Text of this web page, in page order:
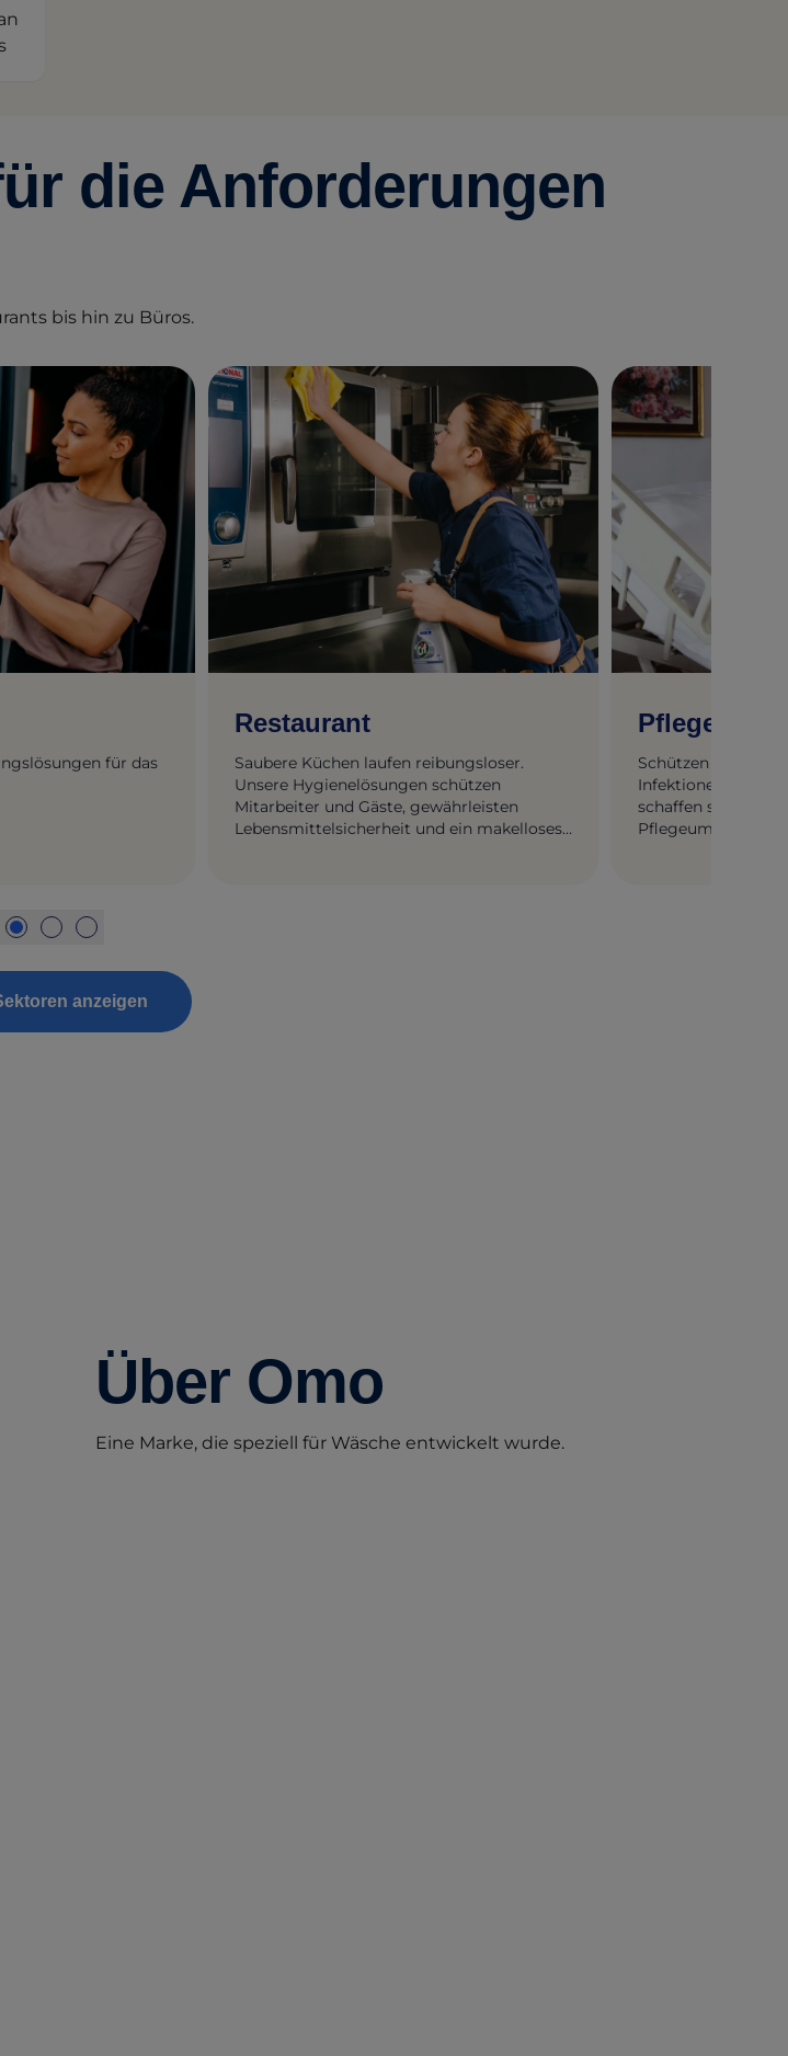
die Anforderungen
bis hin zu Büros.
für das
Restaurant
Saubere Küchen laufen reibungsloser.
Unsere Hygienelösungen schützen
Mitarbeiter und Gäste, gewährleisten
Lebensmittelsicherheit und ein makelloses
Pflegeheim
Schützen Sie
Infektionen.
schaffen sicherere
anzeigen
Über Omo
Eine Marke, die speziell für Wäsche entwickelt wurde.